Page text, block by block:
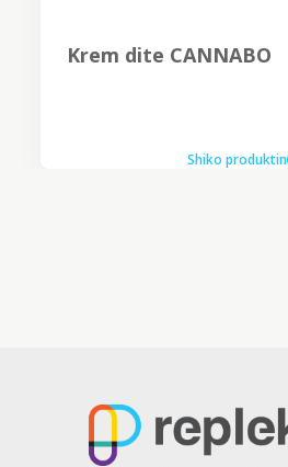
Krem dite CANNABO
Shiko produktin